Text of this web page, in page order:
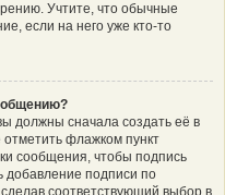
Учтите, что обычные
если на него уже кто-то
должны сначала создать её в
флажком пункт
сообщения, чтобы подпись
добавление подписи по
соответствующий выбор в